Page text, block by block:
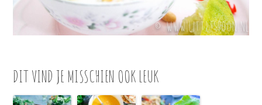
DIT VIND JE MISSCHIEN OOK LEUK